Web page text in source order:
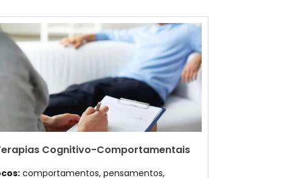
Cognitivo-Comportamentais
comportamentos, pensamentos,